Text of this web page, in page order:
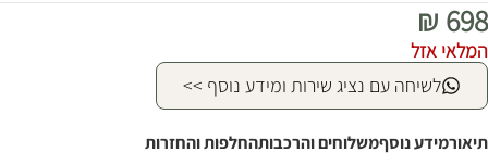
₪ 698
המלאי אזל
לשיחה עם נציג שירות ומידע נוסף >>
תיאורמידע נוסףמשלוחים והרכבותהחלפות והחזרות